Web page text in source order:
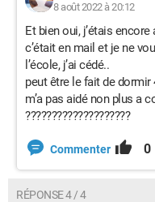
8 août 2022 à 20:12
Et bien oui, j’étais
c’était en mail et je ne
l’école, j’ai cédé..
peut être le fait de dormir
m’a pas aidé non plus a
????????????????‍????
Commenter 0
RÉPONSE 4 / 4